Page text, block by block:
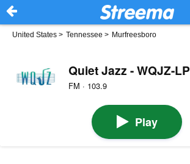
United States > Tennessee > Murfreesboro
Quiet Jazz - WQJZ-LP
FM · 103.9
Play